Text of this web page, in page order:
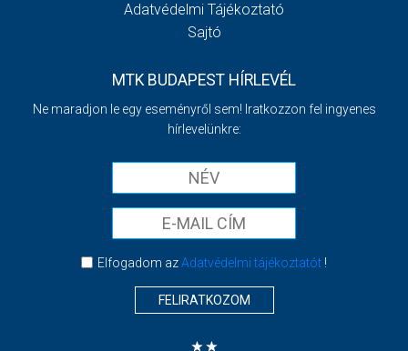
Adatvédelmi Tájékoztató
Sajtó
MTK BUDAPEST HÍRLEVÉL
Ne maradjon le egy eseményről sem! Iratkozzon fel ingyenes
hírlevelünkre:
Elfogadom azAdatvédelmi tájékoztatót!
FELIRATKOZOM